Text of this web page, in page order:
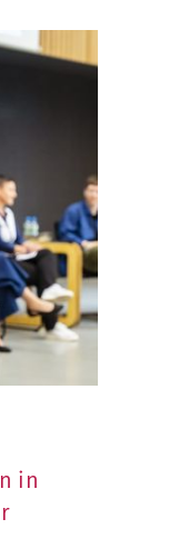
in